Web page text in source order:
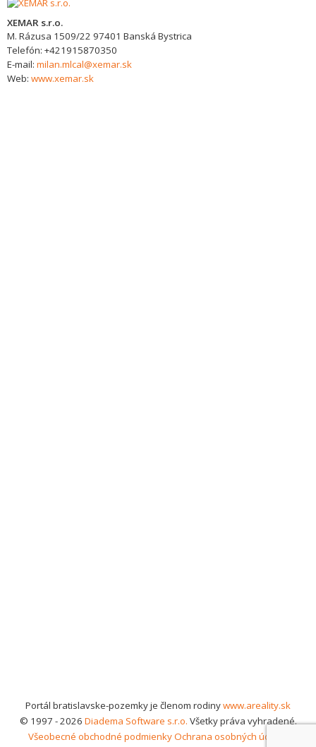
XEMAR s.r.o.
M. Rázusa 1509/22 97401 Banská Bystrica
Telefón: +421915870350
E-mail: milan.mlcal@xemar.sk
Web: www.xemar.sk
Portál bratislavske-pozemky je členom rodinywww.areality.sk
© 1997 - 2026 Diadema Software s.r.o. Všetky práva vyhradené.
Všeobecné obchodné podmienkyOchrana osobných údajov